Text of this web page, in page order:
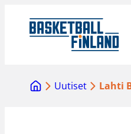
sisältöön
Uutiset Lahti